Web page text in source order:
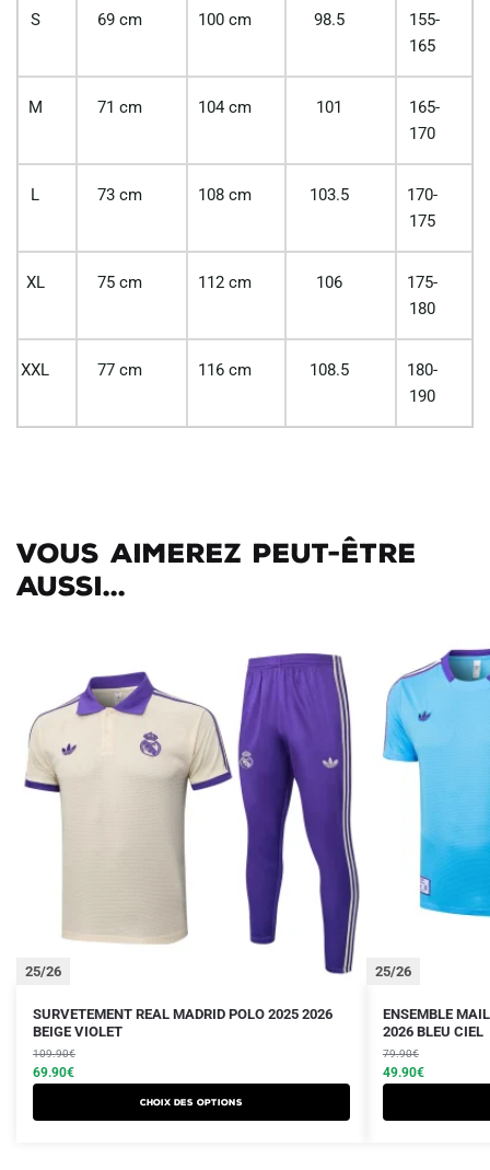
S 69 cm 100 cm 98.5
155-
165
M 71 cm 104 cm 101
165-
170
L 73 cm 108 cm 103.5
170-
175
XL 75 cm 112 cm 106
175-
180
XXL 77 cm 116 cm 108.5
180-
190
Vous aimerez peut-être
aussi...
25/26
SURVETEMENT REAL MADRID POLO 2025 2026
BEIGE VIOLET
109.90€
Le
prix
initial
était :
69.90€
Le
prix
actuel
est :
Choix des options
Ce
produit
a
plusieurs
variations.
25/26
ENSEMBLE
2026 BLEU CIEL
79.90€
Le
prix
initial
était :
49.90€
Le
prix
actuel
est :
Ce
produit
a
plusieurs
variations.